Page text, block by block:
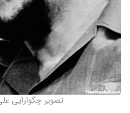
تصویر چگوارایی